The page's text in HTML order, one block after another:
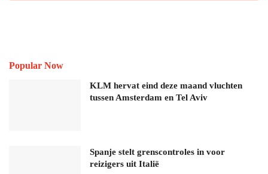
Popular Now
KLM hervat eind deze maand vluchten
tussen Amsterdam en Tel Aviv
Spanje stelt grenscontroles in voor
reizigers uit Italië